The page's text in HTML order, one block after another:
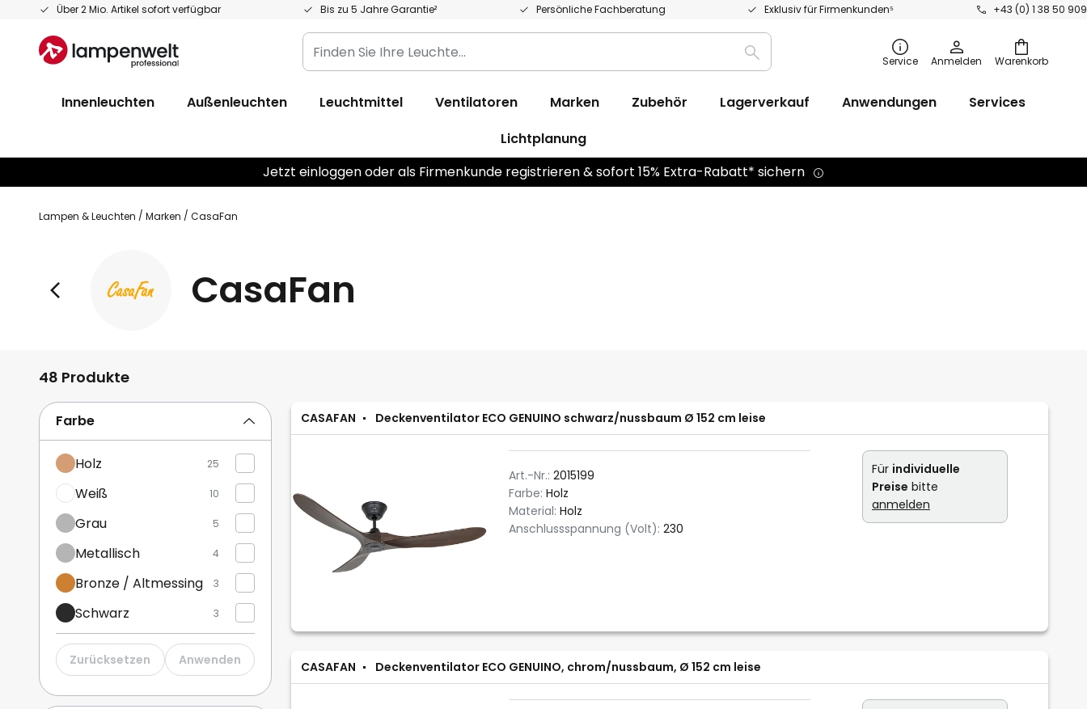
Über 2 Mio. Artikel sofort verfügbar Bis zu 5 Jahre Garantie² Persönliche Fachberatung Exklusiv für Firmenkunden⁵ +43 (0) 1 38 50 909
Zum
springen
Warenkorb
Finden
Sie
Leuchte...
Suche Service Anmelden
Innenleuchten Außenleuchten Leuchtmittel Ventilatoren Marken Zubehör Lagerverkauf Anwendungen
Services
Lichtplanung
Jetzt einloggen oder als Firmenkunde registrieren & sofort 15% Extra-Rabatt* sichern
Lampen & Leuchten Marken CasaFan
CasaFan
CASAFAN Deckenventilator ECO GENUINO schwarz/nussbaum Ø 152 cm leise
Art.-Nr.: 2015199
Farbe: Holz
Material: Holz
Anschlussspannung (Volt): 230
Für individuelle
Preise bitte
anmelden
CASAFAN Deckenventilator ECO GENUINO, chrom/nussbaum, Ø 152 cm leise
Farbe
Holz 25
Weiß 10
Grau 5
Metallisch 4
Bronze / Altmessing 3
Schwarz 3
Braun / Rost 1
Zurücksetzen Anwenden
48 Produkte